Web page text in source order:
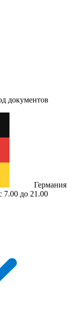
документов
Германия
7.00 до 21.00